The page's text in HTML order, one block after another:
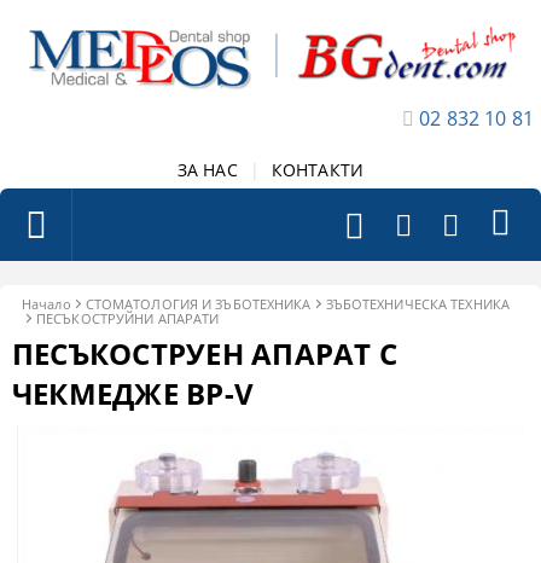
02 832 10 81
ЗА НАС КОНТАКТИ
Начало СТОМАТОЛОГИЯ И ЗЪБОТЕХНИКА
ЗЪБОТЕХНИЧЕСКА ТЕХНИКА
ПЕСЪКОСТРУЙНИ АПАРАТИ
ПЕСЪКОСТРУЕН АПАРАТ С
ЧЕКМЕДЖЕ BP-V